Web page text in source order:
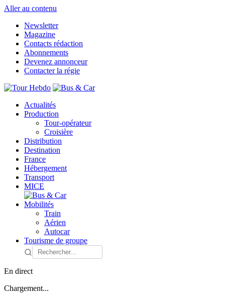
Aller au contenu
Newsletter
Magazine
Contacts rédaction
Abonnements
Devenez annonceur
Contacter la régie
Actualités
Production
Tour-opérateur
Croisière
Distribution
Destination
France
Hébergement
Transport
MICE
Mobilités
Train
Aérien
Autocar
Tourisme de groupe
En direct
Chargement...